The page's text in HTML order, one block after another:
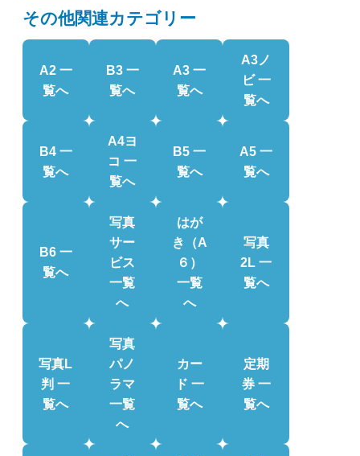
その他関連カテゴリー
A2 一
覧へ
B3 一
覧へ
A3 一
覧へ
A3ノ
ビ 一
覧へ
B4 一
覧へ
A4ヨ
コ 一
覧へ
B5 一
覧へ
A5 一
覧へ
B6 一
覧へ
写真
サー
ビス
一覧
へ
はが
き（A
６）
一覧
へ
写真
2L 一
覧へ
写真L
判 一
覧へ
写真
パノ
ラマ
一覧
へ
カー
ド 一
覧へ
定期
券 一
覧へ